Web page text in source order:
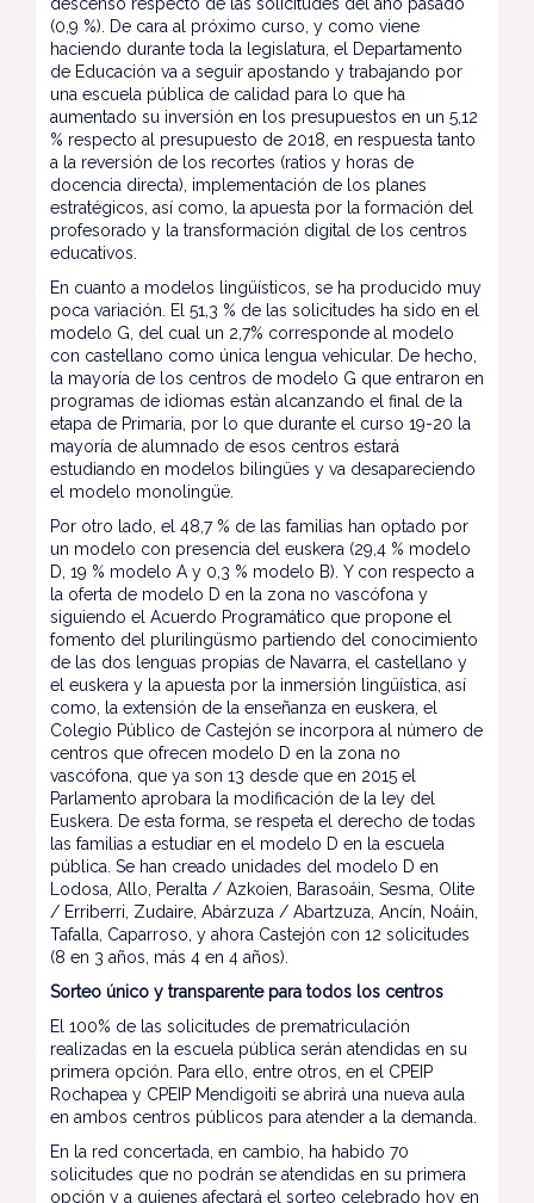
(0,9 %). De cara al próximo curso, y como viene
haciendo durante toda la legislatura, el Departamento
de Educación va a seguir apostando y trabajando por
una escuela pública de calidad para lo que ha
aumentado su inversión en los presupuestos en un 5,12
% respecto al presupuesto de 2018, en respuesta tanto
a la reversión de los recortes (ratios y horas de
docencia directa), implementación de los planes
estratégicos, así como, la apuesta por la formación del
profesorado y la transformación digital de los centros
educativos.
En cuanto a modelos lingüísticos, se ha producido muy
poca variación. El 51,3 % de las solicitudes ha sido en el
modelo G, del cual un 2,7% corresponde al modelo
con castellano como única lengua vehicular. De hecho,
la mayoría de los centros de modelo G que entraron en
programas de idiomas están alcanzando el final de la
etapa de Primaria, por lo que durante el curso 19-20 la
mayoría de alumnado de esos centros estará
estudiando en modelos bilingües y va desapareciendo
el modelo monolingüe.
Por otro lado, el 48,7 % de las familias han optado por
un modelo con presencia del euskera (29,4 % modelo
D, 19 % modelo A y 0,3 % modelo B). Y con respecto a
la oferta de modelo D en la zona no vascófona y
siguiendo el Acuerdo Programático que propone el
fomento del plurilingüsmo partiendo del conocimiento
de las dos lenguas propias de Navarra, el castellano y
el euskera y la apuesta por la inmersión lingüística, así
como, la extensión de la enseñanza en euskera, el
Colegio Público de Castejón se incorpora al número de
centros que ofrecen modelo D en la zona no
vascófona, que ya son 13 desde que en 2015 el
Parlamento aprobara la modificación de la ley del
Euskera. De esta forma, se respeta el derecho de todas
las familias a estudiar en el modelo D en la escuela
pública. Se han creado unidades del modelo D en
Lodosa, Allo, Peralta / Azkoien, Barasoáin, Sesma, Olite
/ Erriberri, Zudaire, Abárzuza / Abartzuza, Ancín, Noáin,
Tafalla, Caparroso, y ahora Castejón con 12 solicitudes
(8 en 3 años, más 4 en 4 años).
Sorteo único y transparente para todos los centros
El 100% de las solicitudes de prematriculación
realizadas en la escuela pública serán atendidas en su
primera opción. Para ello, entre otros, en el CPEIP
Rochapea y CPEIP Mendigoiti se abrirá una nueva aula
en ambos centros públicos para atender a la demanda.
En la red concertada, en cambio, ha habido 70
solicitudes que no podrán se atendidas en su primera
opción y a quienes afectará el sorteo celebrado hoy en